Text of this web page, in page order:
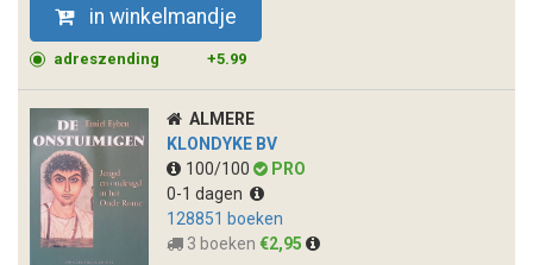
in winkelmandje
adreszending +5.99
ALMERE
KLONDYKE BV
100/100
PRO
0-1 dagen
128851 boeken
3 boeken €2,95